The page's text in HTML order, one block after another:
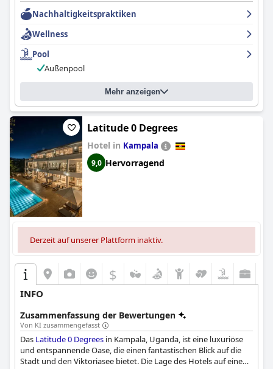
Nachhaltigkeitspraktiken
Wellness
Pool
Außenpool
Mehr anzeigen
Latitude 0 Degrees
Hotel in Kampala
9,0 Hervorragend
Derzeit auf unserer Plattform inaktiv.
$
INFO
Zusammenfassung der Bewertungen
Von KI zusammengefasst
Das Latitude 0 Degrees in Kampala, Uganda, ist eine luxuriöse
und entspannende Oase, die einen fantastischen Blick auf die
Stadt und den Viktoriasee bietet. Die Lage des Hotels auf einem